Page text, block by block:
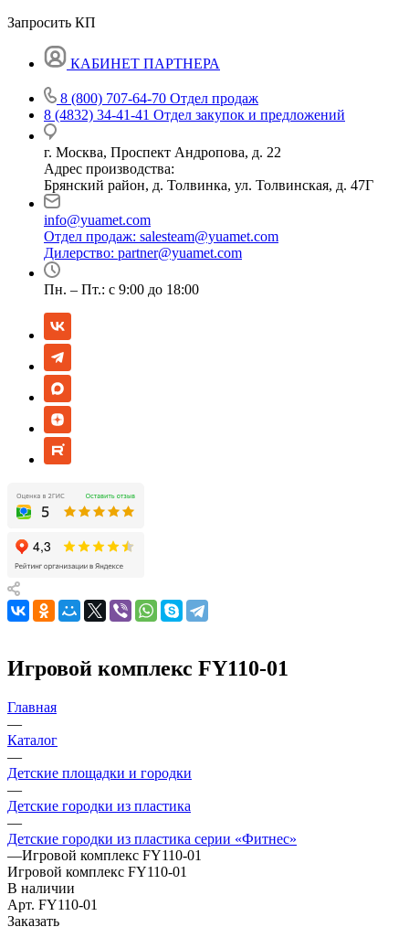
Запросить КП
КАБИНЕТ ПАРТНЕРА
8 (800) 707-64-70 Отдел продаж
8 (4832) 34-41-41 Отдел закупок и предложений
г. Москва, Проспект Андропова, д. 22
Адрес производства:
Брянский район, д. Толвинка, ул. Толвинская, д. 47Г
info@yuamet.com
Отдел продаж: salesteam@yuamet.com
Дилерство: partner@yuamet.com
Пн. – Пт.: с 9:00 до 18:00
Игровой комплекс FY110-01
Главная
—
Каталог
—
Детские площадки и городки
—
Детские городки из пластика
—
Детские городки из пластика серии «Фитнес»
—Игровой комплекс FY110-01
Игровой комплекс FY110-01
В наличии
Арт. FY110-01
Заказать